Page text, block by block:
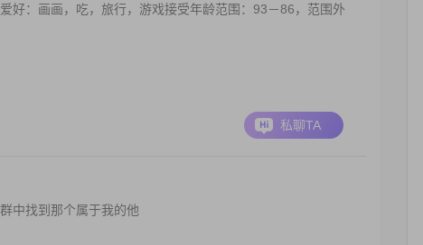
好：画画，吃，旅行，游戏接受年龄范围：93－86，范围外
私聊TA
找到那个属于我的他